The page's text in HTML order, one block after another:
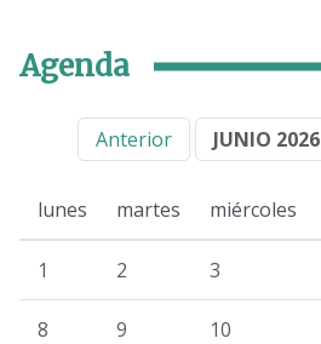
Agenda
Anterior JUNIO 2026
lunes martes miércoles
1 2 3
8 9 10